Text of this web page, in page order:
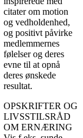
citater om motion
og vedholdenhed,
og positivt påvirke
medlemmernes
følelser og deres
evne til at opnå
deres ønskede
resultat.
OPSKRIFTER OG
LIVSSTILSRÅD
OM ERNÆRING